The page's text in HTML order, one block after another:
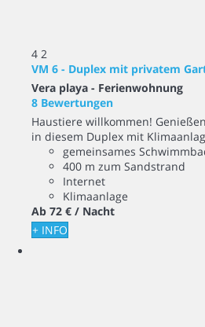
4 2
VM 6 - Duplex mit privatem
Vera playa - Ferienwohnung
8 Bewertungen
Haustiere willkommen!
in diesem Duplex mit
gemeinsames
400 m zum Sandstrand
Internet
Klimaanlage
Ab 72 € / Nacht
+ INFO